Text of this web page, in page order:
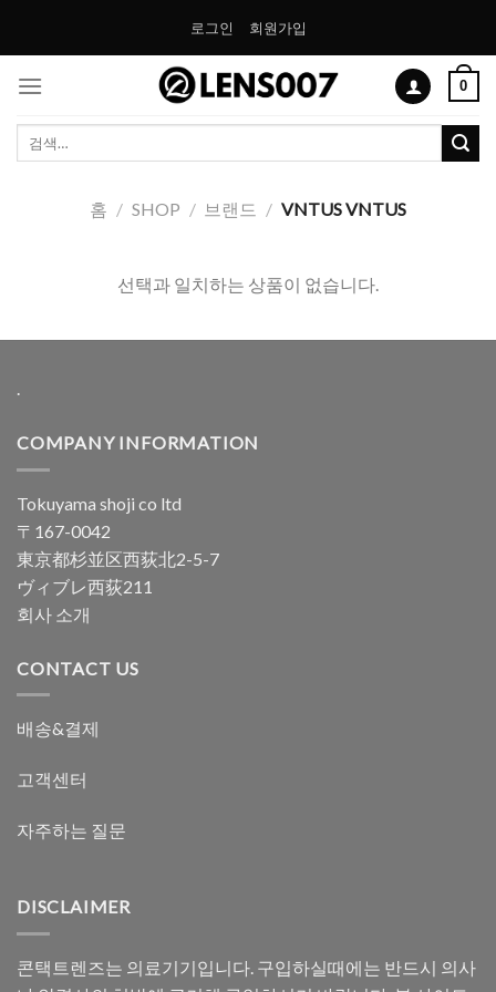
로그인 회원가입
0
색:
홈 / SHOP / 브랜드 / VNTUS VNTUS
선택과 일치하는 상품이 없습니다.
.
COMPANY INFORMATION
Tokuyama shoji co ltd
〒167-0042
東京都杉並区西荻北2-5-7
ヴィブレ西荻211
회사 소개
CONTACT US
배송&결제
고객센터
자주하는 질문
DISCLAIMER
콘택트렌즈는 의료기기입니다. 구입하실때에는 반드시 의사